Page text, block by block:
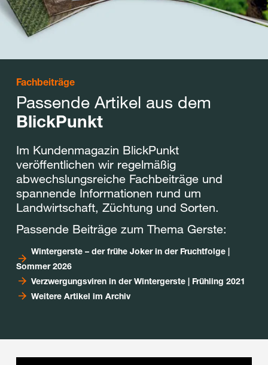
Fachbeiträge
Passende Artikel aus dem
BlickPunkt
Im Kundenmagazin BlickPunkt
veröffentlichen wir regelmäßig
abwechslungsreiche Fachbeiträge und
spannende Informationen rund um
Landwirtschaft, Züchtung und Sorten.
Passende Beiträge zum Thema Gerste:
Wintergerste – der frühe Joker in der Fruchtfolge |
Sommer 2026
Verzwergungsviren in der Wintergerste | Frühling 2021
Weitere Artikel im Archiv